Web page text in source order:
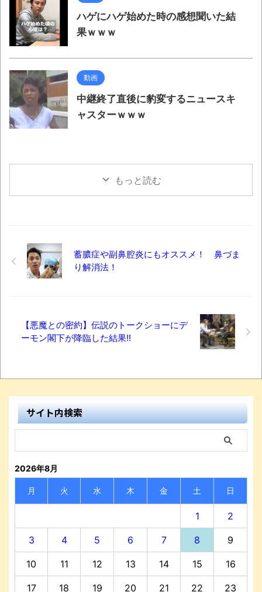
ハゲにハゲ始めた時の感想聞いた結
果ｗｗｗ
動画
中継終了直後に豹変するニュースキ
ャスターｗｗｗ
もっと読む
蓄膿症や副鼻腔炎にもオススメ！ 鼻づま
り解消法！
【悪魔との密約】伝説のトークショーにデ
ーモン閣下が降臨した結果!!
サイト内検索
2026年8月
月 火 水 木 金 土 日
1 2
3 4 5 6 7 8 9
10 11 12 13 14 15 16
17 18 19 20 21 22 23